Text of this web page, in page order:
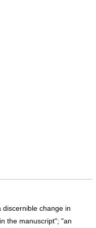
change in
the manuscript"; "an